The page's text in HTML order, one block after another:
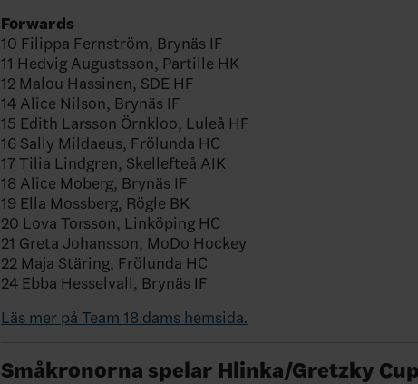
Forwards
10 Filippa Fernström, Brynäs IF
11 Hedvig Augustsson, Partille HK
12 Malou Hassinen, SDE HF
14 Alice Nilson, Brynäs IF
15 Edith Larsson Örnkloo, Luleå HF
16 Sally Mildaeus, Frölunda HC
17 Tilia Lindgren, Skellefteå AIK
18 Alice Moberg, Brynäs IF
19 Ella Mossberg, Rögle BK
20 Lova Torsson, Linköping HC
21 Greta Johansson, MoDo Hockey
22 Maja Stäring, Frölunda HC
24 Ebba Hesselvall, Brynäs IF
Läs mer på Team 18 dams hemsida.
Småkronorna spelar Hlinka/Gretzky Cup